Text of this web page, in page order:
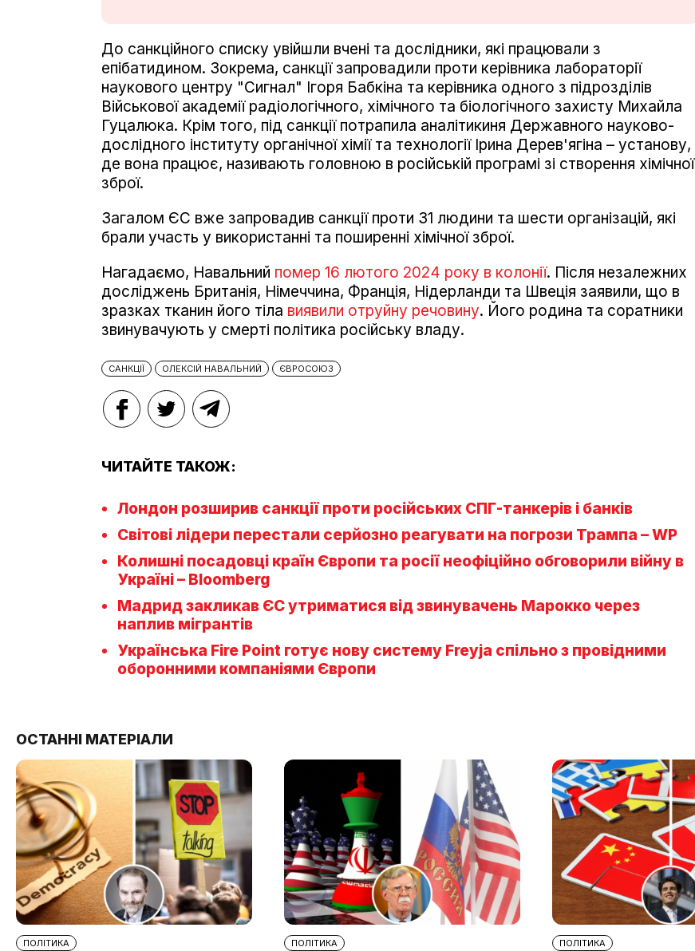
До санкційного списку увійшли вчені та дослідники, які працювали з
епібатидином. Зокрема, санкції запровадили проти керівника лабораторії
наукового центру "Сигнал" Ігоря Бабкіна та керівника одного з підрозділів
Військової академії радіологічного, хімічного та біологічного захисту Михайла
Гуцалюка. Крім того, під санкції потрапила аналітикиня Державного науково-
дослідного інституту органічної хімії та технології Ірина Дерев'ягіна – установу,
де вона працює, називають головною в російській програмі зі створення хімічної
зброї.
Загалом ЄС вже запровадив санкції проти 31 людини та шести організацій, які
брали участь у використанні та поширенні хімічної зброї.
Нагадаємо, Навальний помер 16 лютого 2024 року в колонії. Після незалежних
досліджень Британія, Німеччина, Франція, Нідерланди та Швеція заявили, що в
зразках тканин його тіла виявили отруйну речовину. Його родина та соратники
звинувачують у смерті політика російську владу.
САНКЦІЇ ОЛЕКСІЙ НАВАЛЬНИЙ ЄВРОСОЮЗ
ЧИТАЙТЕ ТАКОЖ:
Лондон розширив санкції проти російських СПГ-танкерів і банків
Світові лідери перестали серйозно реагувати на погрози Трампа – WP
Колишні посадовці країн Європи та росії неофіційно обговорили війну в
Україні – Bloomberg
Мадрид закликав ЄС утриматися від звинувачень Марокко через
наплив мігрантів
Українська Fire Point готує нову систему Freyja спільно з провідними
оборонними компаніями Європи
ОСТАННІ МАТЕРІАЛИ
ПОЛІТИКА ПОЛІТИКА ПОЛІТИКА